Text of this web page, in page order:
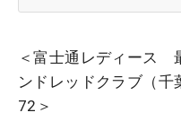
＜富士通レディース
ンドレッドクラブ（
72＞